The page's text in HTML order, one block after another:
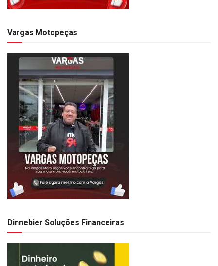
Vargas Motopeças
Dinnebier Soluções Financeiras